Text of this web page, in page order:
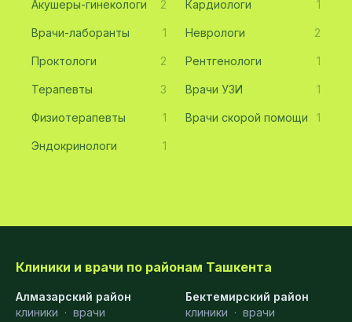
Акушеры-гинекологи 2 Кардиологи 1
Врачи-лаборанты 1 Неврологи 2
Проктологи 2 Рентгенологи 1
Терапевты 3 Врачи УЗИ 1
Физиотерапевты 1 Врачи скорой помощи 1
Эндокринологи 1
Клиники и врачи по районам Ташкента
Алмазарский район
клиники · врачи
Бектемирский район
клиники · врачи